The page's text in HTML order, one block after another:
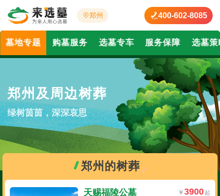
郑州 400-602-8085
墓地专题 购墓服务 选墓专车 服务保障 选墓策
郑州及周边树葬
绿树茵茵，深深哀思
郑州的树葬
天赐福陵公墓 3900